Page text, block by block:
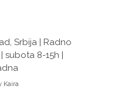
Srbija | Radno
subota 8-15h |
Kaira